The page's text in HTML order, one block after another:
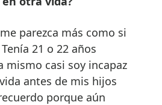
parezca más como si
21 o 22 años
mismo casi soy incapaz
antes de mis hijos
porque aún